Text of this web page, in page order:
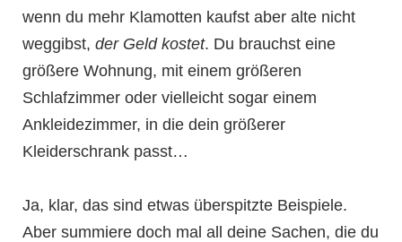
wenn du mehr Klamotten kaufst aber alte nicht
weggibst, der Geld kostet. Du brauchst eine
größere Wohnung, mit einem größeren
Schlafzimmer oder vielleicht sogar einem
Ankleidezimmer, in die dein größerer
Kleiderschrank passt…
Ja, klar, das sind etwas überspitzte Beispiele.
Aber summiere doch mal all deine Sachen, die du